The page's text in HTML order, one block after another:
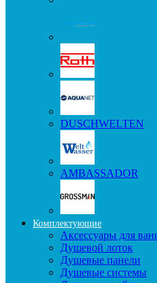
DUSCHWELTEN
AMBASSADOR
Комплектующие
Аксессуары для
Душевой лоток
Душевые панели
Душевые системы